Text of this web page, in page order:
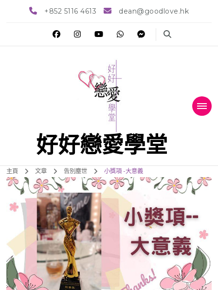
+852 5116 4613 dean@goodlove.hk
好好戀愛學堂
主頁 文章 告別塵世 小獎項 -大意義